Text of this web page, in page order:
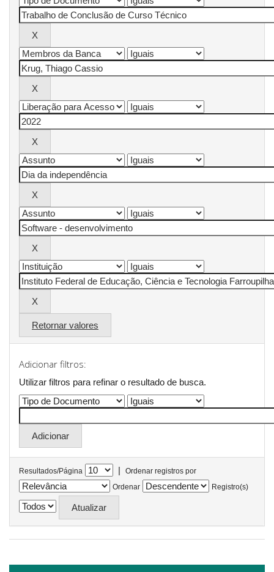
Retornar valores
Adicionar filtros:
Utilizar filtros para refinar o resultado de busca.
Resultados/Página |
Ordenar registros por
Ordenar
Registro(s)